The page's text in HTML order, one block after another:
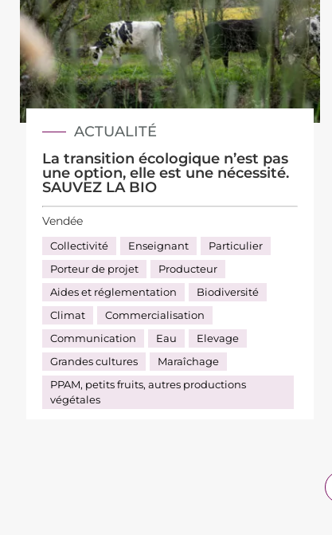
ACTUALITÉ
La transition écologique n’est pas
une option, elle est une nécessité.
SAUVEZ LA BIO
Vendée
Collectivité Enseignant
Particulier
Porteur de projet
Producteur
Aides et réglementation
Biodiversité
Climat
Commercialisation
Communication
Eau
Elevage
Grandes cultures
Maraîchage
PPAM, petits fruits, autres productions
végétales